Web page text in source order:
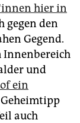
hier in
gegen den
Gegend.
Innenbereich
und
ein
auch